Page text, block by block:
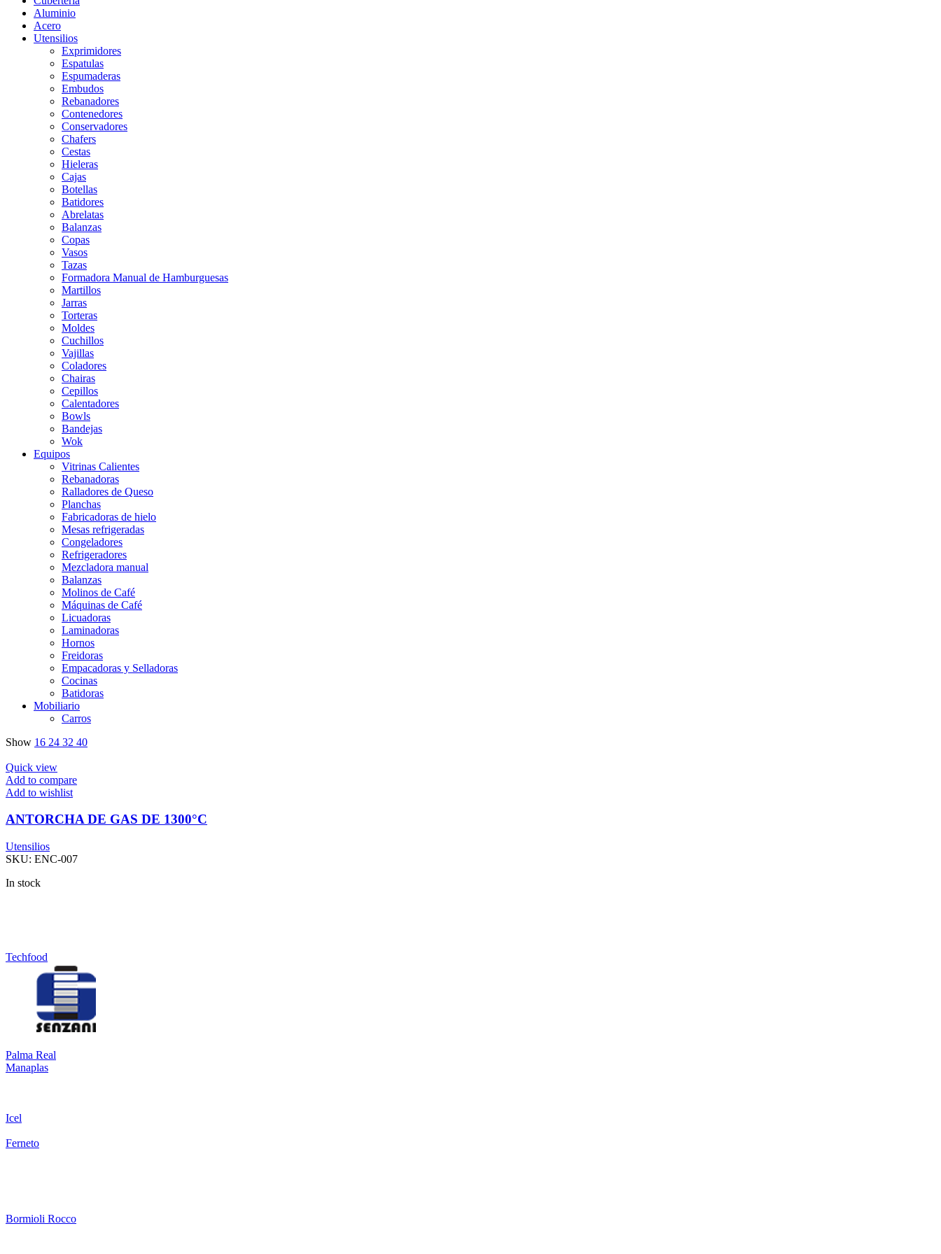
Aluminio
Acero
Utensilios
Exprimidores
Espatulas
Espumaderas
Embudos
Rebanadores
Contenedores
Conservadores
Chafers
Cestas
Hieleras
Cajas
Botellas
Batidores
Abrelatas
Balanzas
Copas
Vasos
Tazas
Formadora Manual de Hamburguesas
Martillos
Jarras
Torteras
Moldes
Cuchillos
Vajillas
Coladores
Chairas
Cepillos
Calentadores
Bowls
Bandejas
Wok
Equipos
Vitrinas Calientes
Rebanadoras
Ralladores de Queso
Planchas
Fabricadoras de hielo
Mesas refrigeradas
Congeladores
Refrigeradores
Mezcladora manual
Balanzas
Molinos de Café
Máquinas de Café
Licuadoras
Laminadoras
Hornos
Freidoras
Empacadoras y Selladoras
Cocinas
Batidoras
Mobiliario
Carros
Show 16 24 32 40
Quick view
Add to compare
Add to wishlist
ANTORCHA DE GAS DE 1300°C
Utensilios
SKU: ENC-007
In stock
Techfood
Palma Real
Manaplas
Icel
Ferneto
Bormioli Rocco